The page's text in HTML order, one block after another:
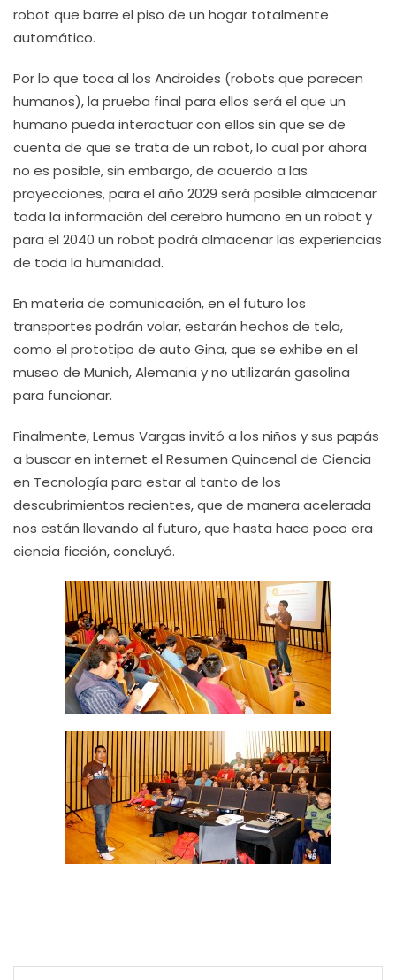
robot que barre el piso de un hogar totalmente
automático.
Por lo que toca al los Androides (robots que parecen
humanos), la prueba final para ellos será el que un
humano pueda interactuar con ellos sin que se de
cuenta de que se trata de un robot, lo cual por ahora
no es posible, sin embargo, de acuerdo a las
proyecciones, para el año 2029 será posible almacenar
toda la información del cerebro humano en un robot y
para el 2040 un robot podrá almacenar las experiencias
de toda la humanidad.
En materia de comunicación, en el futuro los
transportes podrán volar, estarán hechos de tela,
como el prototipo de auto Gina, que se exhibe en el
museo de Munich, Alemania y no utilizarán gasolina
para funcionar.
Finalmente, Lemus Vargas invitó a los niños y sus papás
a buscar en internet el Resumen Quincenal de Ciencia
en Tecnología para estar al tanto de los
descubrimientos recientes, que de manera acelerada
nos están llevando al futuro, que hasta hace poco era
ciencia ficción, concluyó.